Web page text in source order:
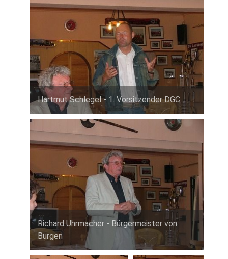
Hartmut Schlegel - 1. Vorsitzender DGC
Richard Uhrmacher - Bürgermeister von
Burgen